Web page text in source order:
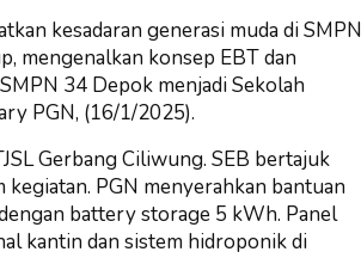
kesadaran generasi muda di SMPN
mengenalkan konsep EBT dan
34 Depok menjadi Sekolah
PGN, (16/1/2025).
Gerbang Ciliwung. SEB bertajuk
PGN menyerahkan bantuan
battery storage 5 kWh. Panel
kantin dan sistem hidroponik di